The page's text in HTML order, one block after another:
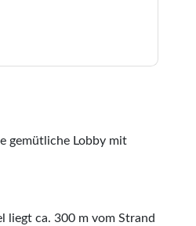
gemütliche Lobby mit
liegt ca. 300 m vom Strand